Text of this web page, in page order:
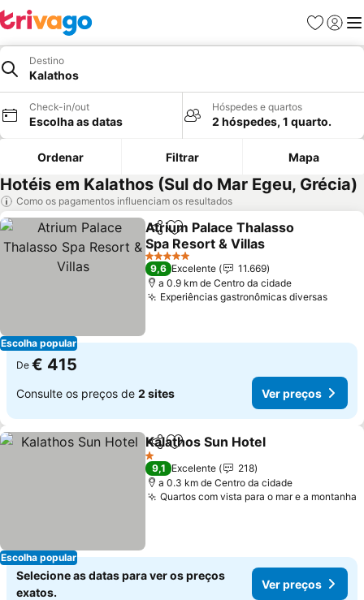
Favoritos
Iniciar
Destino
Kalathos
Check-in/out
Escolha as datas
Hóspedes e quartos
2 hóspedes, 1 quarto.
Ordenar Filtrar Mapa
Hotéis em Kalathos (Sul do Mar Egeu, Grécia)
Como os pagamentos influenciam os resultados
Escolha popular
PartilharAdicionar aos favoritos
Atrium Palace Thalasso
Spa Resort & Villas
5 Estrelas
9,6 Excelente
11.669
a 0.9 km de Centro da cidade
Experiências gastronômicas diversas
De € 415
Consulte os preços de 2 sites Ver preços
Escolha popular
PartilharAdicionar aos favoritos
Kalathos Sun Hotel
1 Estrelas
9,1 Excelente
218
a 0.3 km de Centro da cidade
Quartos com vista para o mar e a montanha
Selecione as datas para ver os preços
exatos.
Ver preços